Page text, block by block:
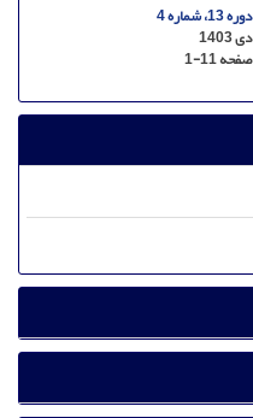
دوره 13، شماره 4
دی 1403
صفحه1-11